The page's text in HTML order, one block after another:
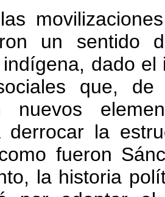
un sentido
dado
que, de
nuevos
derrocar la
fueron
la historia